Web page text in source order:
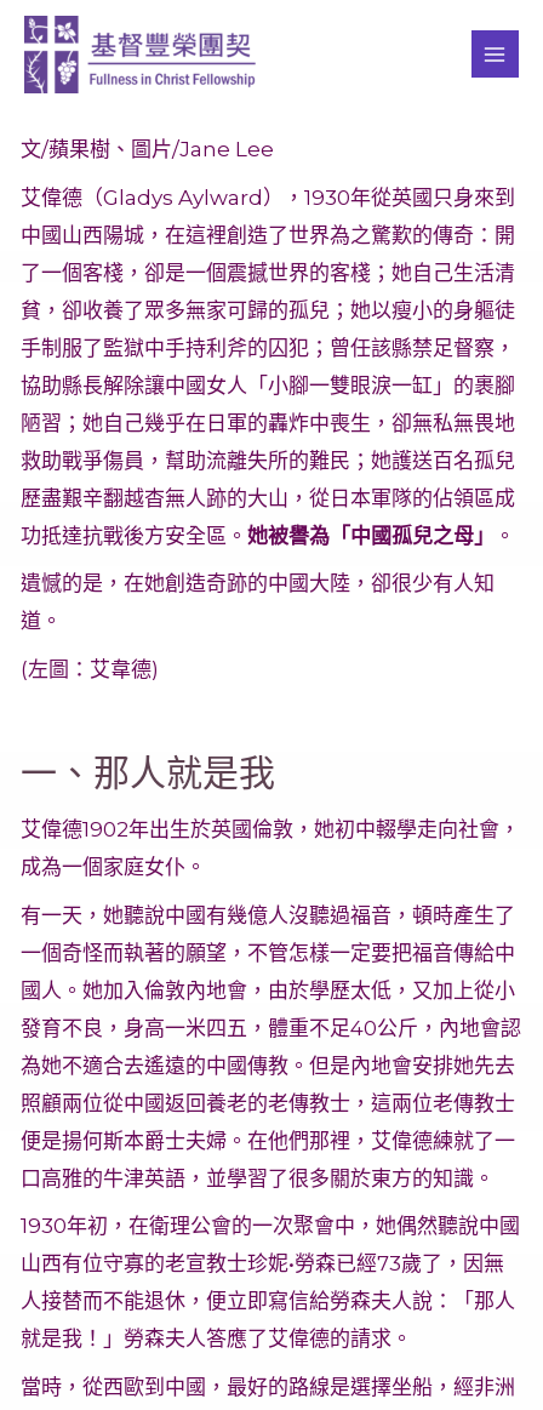
Skip
content
文/蘋果樹、圖片/Jane Lee
艾偉德（Gladys Aylward），1930年從英國只身來到
中國山西陽城，在這裡創造了世界為之驚歎的傳奇：開
了一個客棧，卻是一個震撼世界的客棧；她自己生活清
貧，卻收養了眾多無家可歸的孤兒；她以瘦小的身軀徒
手制服了監獄中手持利斧的囚犯；曾任該縣禁足督察，
協助縣長解除讓中國女人「小腳一雙眼淚一缸」的裹腳
陋習；她自己幾乎在日軍的轟炸中喪生，卻無私無畏地
救助戰爭傷員，幫助流離失所的難民；她護送百名孤兒
歷盡艱辛翻越杳無人跡的大山，從日本軍隊的佔領區成
功抵達抗戰後方安全區。 她被譽為「中國孤兒之母」
。
遺憾的是，在她創造奇跡的中國大陸，卻很少有人知
道。
(左圖：艾韋德)
一、那人就是我
艾偉德1902年出生於英國倫敦，她初中輟學走向社會，
成為一個家庭女仆。
有一天，她聽說中國有幾億人沒聽過福音，頓時產生了
一個奇怪而執著的願望，不管怎樣一定要把福音傳給中
國人。她加入倫敦內地會，由於學歷太低，又加上從小
發育不良，身高一米四五，體重不足40公斤，內地會認
為她不適合去遙遠的中國傳教。但是內地會安排她先去
照顧兩位從中國返回養老的老傳教士，這兩位老傳教士
便是揚何斯本爵士夫婦。在他們那裡，艾偉德練就了一
口高雅的牛津英語，並學習了很多關於東方的知識。
1930年初，在衛理公會的一次聚會中，她偶然聽說中國
山西有位守寡的老宣教士珍妮•勞森已經73歲了，因無
人接替而不能退休，便立即寫信給勞森夫人說：「那人
就是我！」勞森夫人答應了艾偉德的請求。
當時，從西歐到中國，最好的路線是選擇坐船，經非洲